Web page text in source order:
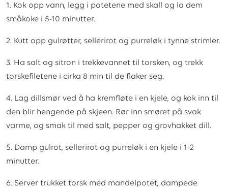
1. Kok opp vann, legg i potetene med skall og la dem
småkoke i 5-10 minutter.
2. Kutt opp gulrøtter, sellerirot og purreløk i tynne strimler.
3. Ha salt og sitron i trekkevannet til torsken, og trekk
torskefiletene i cirka 8 min til de flaker seg.
4. Lag dillsmør ved å ha kremfløte i en kjele, og kok inn til
den blir hengende på skjeen. Rør inn smøret på svak
varme, og smak til med salt, pepper og grovhakket dill.
5. Damp gulrot, sellerirot og purreløk i en kjele i 1-2
minutter.
6. Server trukket torsk med mandelpotet, dampede